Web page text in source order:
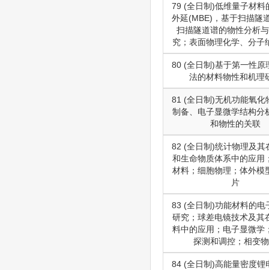
79 (全日制)低维量子材料
外延(MBE)，基于扫描隧
扫描隧道谱的物性分析
究；表面物理化学、分子
80 (全日制)基于第一性原
法的材料物性和机理
81 (全日制)无机功能氧化
制备、电子显微学结构分
和物性的关联
82 (全日制)统计物理及其
和生命物质体系中的应用
材料；细胞物理；体外模
片
83 (全日制)功能材料的电
研究；球差电镜技术及其
料中的应用；电子显微学
探测和调控；相变
84 (全日制)高能量密度锂